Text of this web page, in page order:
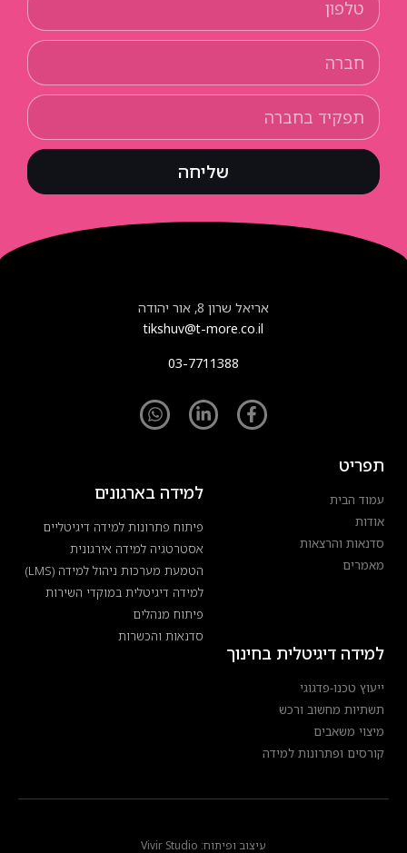
שליחה
אריאל שרון 8, אור יהודה
tikshuv@t-more.co.il
03-7711388
תפריט
עמוד הבית
אודות
סדנאות והרצאות
מאמרים
למידה בארגונים
פיתוח פתרונות למידה דיגיטליים
אסטרטגיה למידה אירגונית
הטמעת מערכות ניהול למידה (LMS)
למידה דיגיטלית במוקדי השירות
פיתוח מנהלים
סדנאות והכשרות
למידה דיגיטלית בחינוך
ייעוץ טכנו-פדגוגי
תשתיות מחשוב ורכש
מיצוי משאבים
קורסים ופתרונות למידה
עיצוב ופיתוח: Vivir Studio